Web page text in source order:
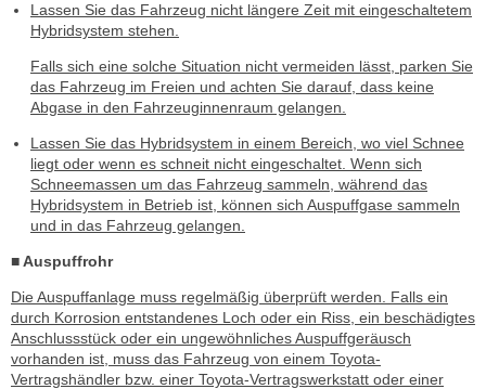
Lassen Sie das Fahrzeug nicht längere Zeit mit eingeschaltetem
Hybridsystem stehen.
Falls sich eine solche Situation nicht vermeiden lässt, parken Sie
das Fahrzeug im Freien und achten Sie darauf, dass keine
Abgase in den Fahrzeuginnenraum gelangen.
Lassen Sie das Hybridsystem in einem Bereich, wo viel Schnee
liegt oder wenn es schneit nicht eingeschaltet. Wenn sich
Schneemassen um das Fahrzeug sammeln, während das
Hybridsystem in Betrieb ist, können sich Auspuffgase sammeln
und in das Fahrzeug gelangen.
■ Auspuffrohr
Die Auspuffanlage muss regelmäßig überprüft werden. Falls ein
durch Korrosion entstandenes Loch oder ein Riss, ein beschädigtes
Anschlussstück oder ein ungewöhnliches Auspuffgeräusch
vorhanden ist, muss das Fahrzeug von einem Toyota-
Vertragshändler bzw. einer Toyota-Vertragswerkstatt oder einer